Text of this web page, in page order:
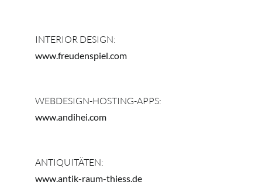
INTERIOR DESIGN:
www.freudenspiel.com
WEBDESIGN-HOSTING-APPS:
www.andihei.com
ANTIQUITÄTEN:
www.antik-raum-thiess.de